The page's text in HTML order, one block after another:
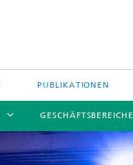
PUBLIKATIONEN
GESCHÄFTSBEREICHE